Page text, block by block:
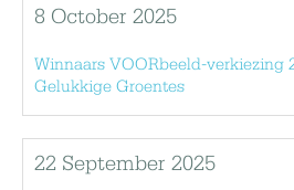
8 October 2025
Winnaars VOORbeeld-verkiezing
Gelukkige Groentes
22 September 2025